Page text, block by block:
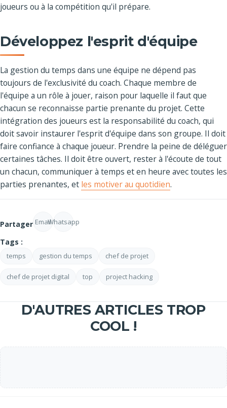
joueurs ou à la compétition qu'il prépare.
Développez l'esprit d'équipe
La gestion du temps dans une équipe ne dépend pas
toujours de l'exclusivité du coach. Chaque membre de
l'équipe a un rôle à jouer, raison pour laquelle il faut que
chacun se reconnaisse partie prenante du projet. Cette
intégration des joueurs est la responsabilité du coach, qui
doit savoir instaurer l'esprit d'équipe dans son groupe. Il doit
faire confiance à chaque joueur. Prendre la peine de déléguer
certaines tâches. Il doit être ouvert, rester à l'écoute de tout
un chacun, communiquer à temps et en heure avec toutes les
parties prenantes, et les motiver au quotidien.
Partager EmailWhatsapp
Tags :
temps gestion du temps chef de projet
chef de projet digital top project hacking
D'AUTRES ARTICLES TROP
COOL !